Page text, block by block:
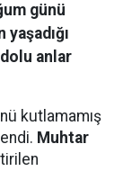
günü
anlar
kutlamamış
Muhtar